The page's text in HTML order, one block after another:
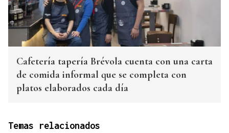
Cafetería tapería Brévola cuenta con una carta
de comida informal que se completa con
platos elaborados cada día
Temas relacionados